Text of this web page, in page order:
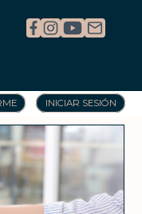
INICIAR SESIÓN